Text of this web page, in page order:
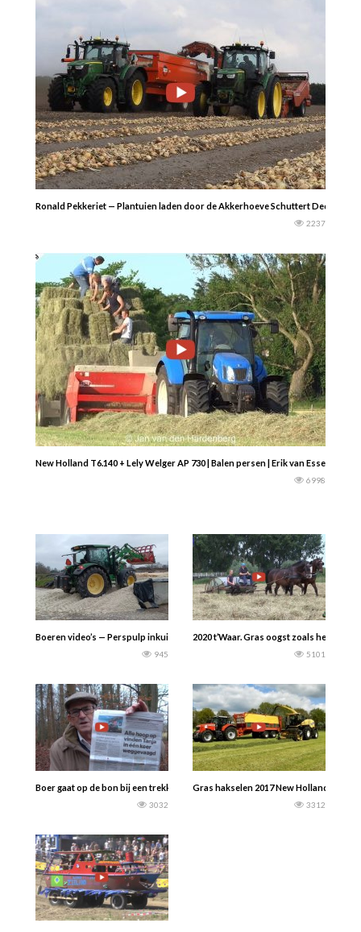
Ronald Pekkeriet — Plantuien laden door de Akkerhoeve Schuttert
2237
New Holland T6.140 + Lely Welger AP 730 | Balen persen | Erik van Essen |
6998
Boeren video’s — Perspulp inkuilen en afdekken met een John Deere 6125R
945
2020 t’Waar. Gras oogst zoals het 60
5101
Boer gaat op de bon bij een trekker kenteken…….Of is er wat voor te
3032
Gras hakselen 2017 New Holland,
3312